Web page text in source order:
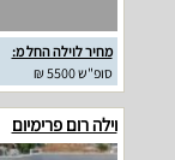
מחיר לוילה החל מ:
סופ"ש 5500 ₪
וילה רום פרימיום